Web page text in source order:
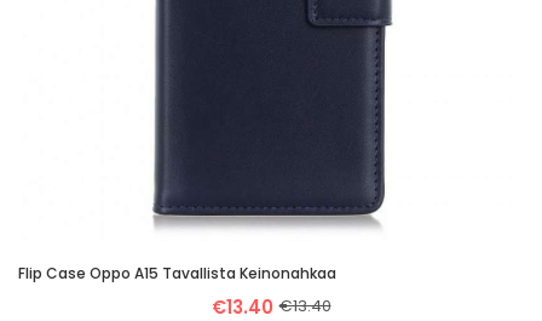
Flip Case Oppo A15 Tavallista Keinonahkaa
€13.40 €13.40